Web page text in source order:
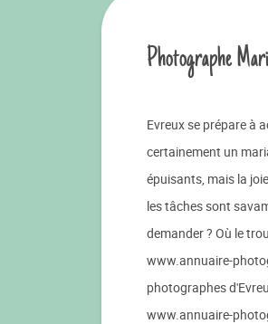
Photographe
Evreux se prépare à
certainement un
épuisants, mais la
les tâches sont
demander ? Où le
www.annuaire-
photographes
www.annuaire-